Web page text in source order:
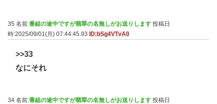
35 名前:番組の途中ですが翡翠の名無しがお送りします 投稿日
時:2025/09/01(月) 07:44:45.93
ID:bSg4VTvA0
>>33
なにそれ
34 名前:番組の途中ですが翡翠の名無しがお送りします 投稿日